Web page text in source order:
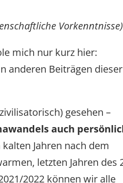
Vorkenntnisse)
mich nur kurz hier:
anderen Beiträgen dieser
gesehen –
auch
Jahren nach dem
letzten Jahren des
2022 können wir alle